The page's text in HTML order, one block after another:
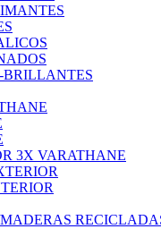
BRILLANTES
3X VARATHANE